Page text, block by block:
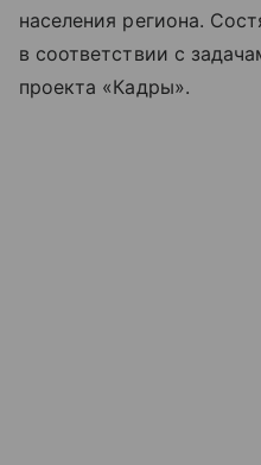
населения региона.
в соответствии с
проекта «Кадры».